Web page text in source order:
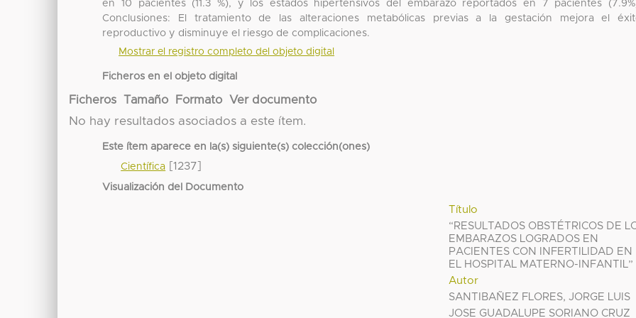
en 10 pacientes (11.3 %), y los estados hipertensivos del embarazo reportados en 7 pacientes
Conclusiones: El tratamiento de las alteraciones metabólicas previas a la gestación mejora el
reproductivo y disminuye el riesgo de complicaciones.
Mostrar el registro completo del objeto digital
Ficheros en el objeto digital
Ficheros Tamaño Formato
Ver documento
No hay resultados asociados a este ítem.
Este ítem aparece en la(s) siguiente(s) colección(ones)
Científica [1237]
Visualización del Documento
Título
“RESULTADOS OBSTÉTRICOS DE
EMBARAZOS LOGRADOS EN
PACIENTES CON INFERTILIDAD EN
EL HOSPITAL MATERNO-INFANTIL”
Autor
SANTIBAÑEZ FLORES, JORGE LUIS
JOSE GUADALUPE SORIANO CRUZ